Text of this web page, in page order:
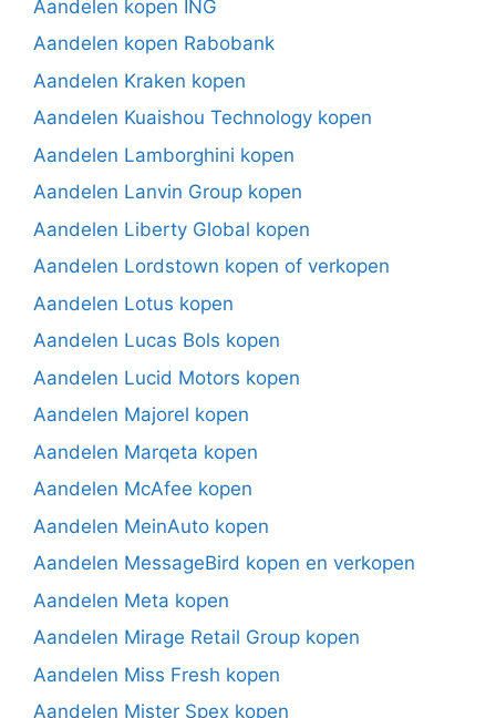
Aandelen kopen ING
Aandelen kopen Rabobank
Aandelen Kraken kopen
Aandelen Kuaishou Technology kopen
Aandelen Lamborghini kopen
Aandelen Lanvin Group kopen
Aandelen Liberty Global kopen
Aandelen Lordstown kopen of verkopen
Aandelen Lotus kopen
Aandelen Lucas Bols kopen
Aandelen Lucid Motors kopen
Aandelen Majorel kopen
Aandelen Marqeta kopen
Aandelen McAfee kopen
Aandelen MeinAuto kopen
Aandelen MessageBird kopen en verkopen
Aandelen Meta kopen
Aandelen Mirage Retail Group kopen
Aandelen Miss Fresh kopen
Aandelen Mister Spex kopen